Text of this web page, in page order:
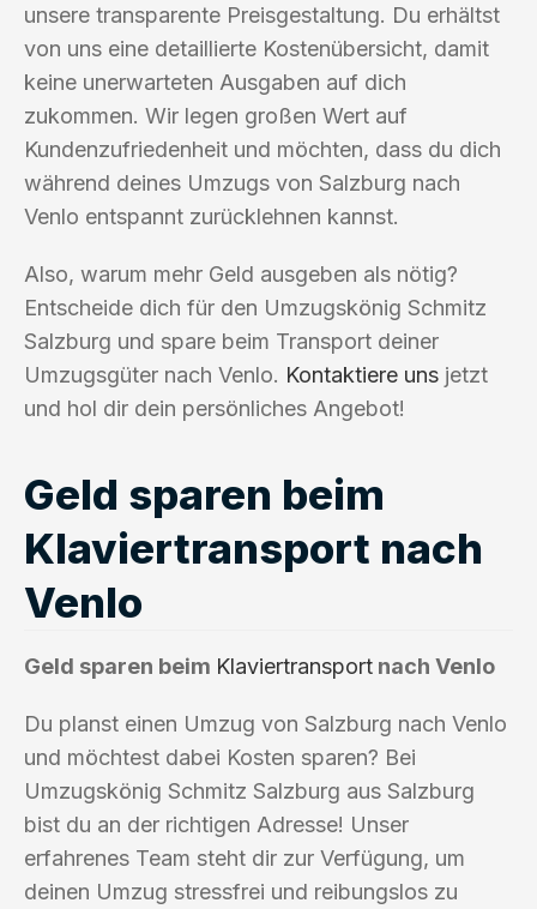
unsere transparente Preisgestaltung. Du erhältst
von uns eine detaillierte Kostenübersicht, damit
keine unerwarteten Ausgaben auf dich
zukommen. Wir legen großen Wert auf
Kundenzufriedenheit und möchten, dass du dich
während deines Umzugs von Salzburg nach
Venlo entspannt zurücklehnen kannst.
Also, warum mehr Geld ausgeben als nötig?
Entscheide dich für den Umzugskönig Schmitz
Salzburg und spare beim Transport deiner
Umzugsgüter nach Venlo. Kontaktiere uns jetzt
und hol dir dein persönliches Angebot!
Geld sparen beim
Klaviertransport nach
Venlo
Geld sparen beim Klaviertransport nach Venlo
Du planst einen Umzug von Salzburg nach Venlo
und möchtest dabei Kosten sparen? Bei
Umzugskönig Schmitz Salzburg aus Salzburg
bist du an der richtigen Adresse! Unser
erfahrenes Team steht dir zur Verfügung, um
deinen Umzug stressfrei und reibungslos zu